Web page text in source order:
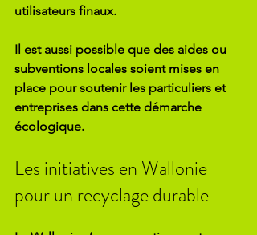
utilisateurs finaux.
Il est aussi possible que des aides ou
subventions locales soient mises en
place pour soutenir les particuliers et
entreprises dans cette démarche
écologique.
Les initiatives en Wallonie
pour un recyclage durable